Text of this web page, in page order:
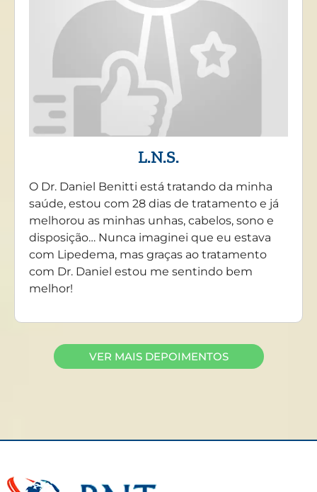
L.N.S.
O Dr. Daniel Benitti está tratando da minha
saúde, estou com 28 dias de tratamento e já
melhorou as minhas unhas, cabelos, sono e
disposição… Nunca imaginei que eu estava
com Lipedema, mas graças ao tratamento
com Dr. Daniel estou me sentindo bem
melhor!
VER MAIS DEPOIMENTOS